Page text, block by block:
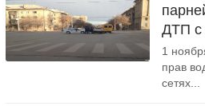
ДТП с
1
прав
сетях...